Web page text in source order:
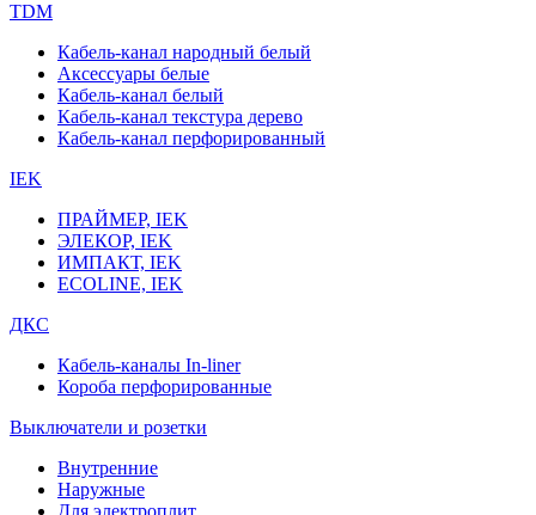
TDM
Кабель-канал народный белый
Аксессуары белые
Кабель-канал белый
Кабель-канал текстура дерево
Кабель-канал перфорированный
IEK
ПРАЙМЕР, IEK
ЭЛЕКОР, IEK
ИМПАКТ, IEK
ECOLINE, IEK
ДКС
Кабель-каналы In-liner
Короба перфорированные
Выключатели и розетки
Внутренние
Наружные
Для электроплит